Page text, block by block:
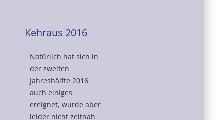
Kehraus 2016
Natürlich hat sich in
der zweiten
Jahreshälfte 2016
auch einiges
ereignet, wurde aber
leider nicht zeitnah